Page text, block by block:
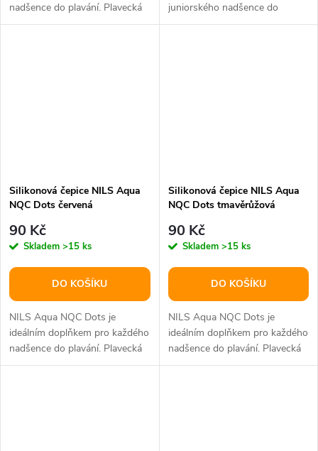
nadšence do plavání. Plavecká
čepice je mimořádně funkční a...
juniorského nadšence do
plavání. Dětská, plavecká čepice
Silikonová čepice NILS Aqua
NQC Dots červená
90 Kč
Skladem >15 ks
DO KOŠÍKU
NILS Aqua NQC Dots je
ideálním doplňkem pro každého
nadšence do plavání. Plavecká
čepice je mimořádně funkční a...
Silikonová čepice NILS Aqua
NQC Dots tmavěrůžová
90 Kč
Skladem >15 ks
DO KOŠÍKU
NILS Aqua NQC Dots je
ideálním doplňkem pro každého
nadšence do plavání. Plavecká
čepice je mimořádně funkční a...